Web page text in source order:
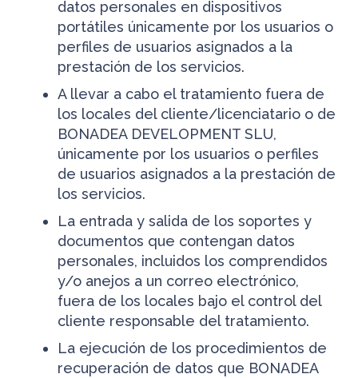
datos personales en dispositivos
portátiles únicamente por los usuarios o
perfiles de usuarios asignados a la
prestación de los servicios.
A llevar a cabo el tratamiento fuera de
los locales del cliente/licenciatario o de
BONADEA DEVELOPMENT SLU,
únicamente por los usuarios o perfiles
de usuarios asignados a la prestación de
los servicios.
La entrada y salida de los soportes y
documentos que contengan datos
personales, incluidos los comprendidos
y/o anejos a un correo electrónico,
fuera de los locales bajo el control del
cliente responsable del tratamiento.
La ejecución de los procedimientos de
recuperación de datos que BONADEA